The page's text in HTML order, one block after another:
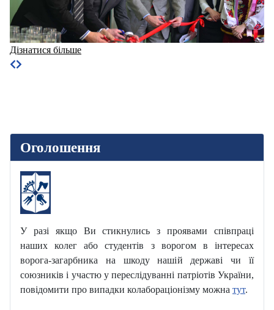
Дізнатися більше
Оголошення
У разі якщо Ви стикнулись з проявами співпраці
наших колег або студентів з ворогом в інтересах
ворога-загарбника на шкоду нашій державі чи її
союзників і участю у переслідуванні патріотів України,
повідомити про випадки колабораціонізму можна тут.